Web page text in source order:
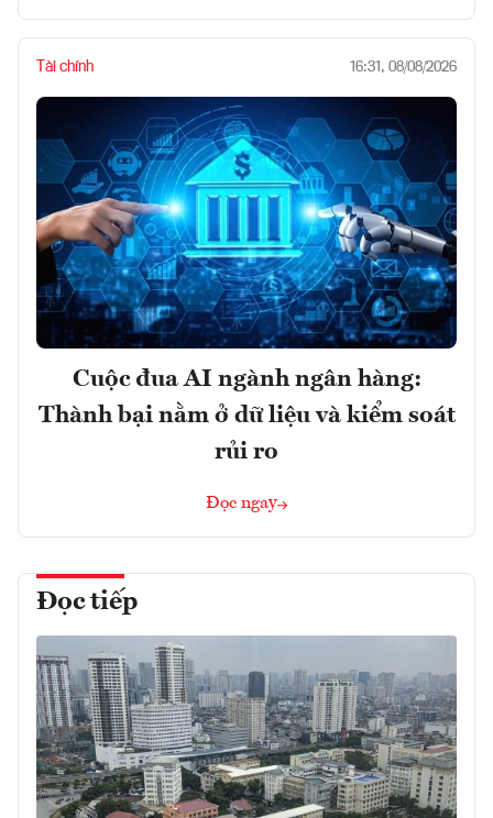
Tài chính 16:31, 08/08/2026
Cuộc đua AI ngành ngân hàng:
Thành bại nằm ở dữ liệu và kiểm soát
rủi ro
Đọc ngay
Đọc tiếp